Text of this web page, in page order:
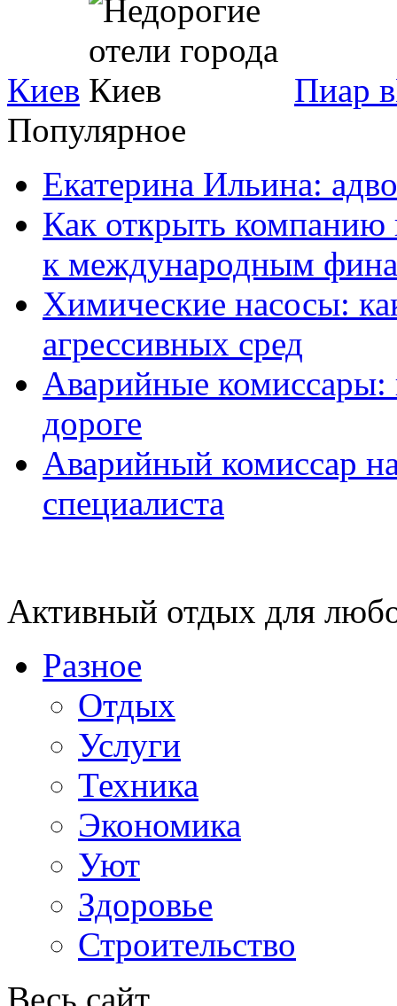
Киев
Пиар
Популярное
Екатерина Ильина:
Как открыть компанию
к международным
Химические насосы:
агрессивных сред
Аварийные
дороге
Аварийный комиссар
специалиста
Активный отдых для
Разное
Отдых
Услуги
Техника
Экономика
Уют
Здоровье
Строительство